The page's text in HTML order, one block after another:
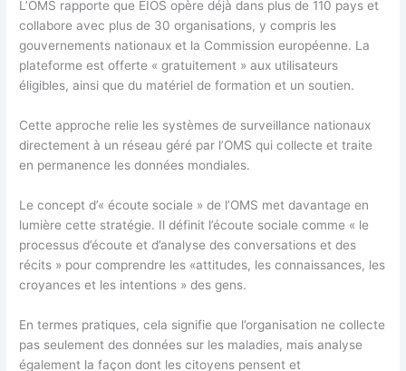
L’OMS rapporte que EIOS opère déjà dans plus de 110 pays et
collabore avec plus de 30 organisations, y compris les
gouvernements nationaux et la Commission européenne. La
plateforme est offerte « gratuitement » aux utilisateurs
éligibles, ainsi que du matériel de formation et un soutien.
Cette approche relie les systèmes de surveillance nationaux
directement à un réseau géré par l’OMS qui collecte et traite
en permanence les données mondiales.
Le concept d’« écoute sociale » de l’OMS met davantage en
lumière cette stratégie. Il définit l’écoute sociale comme « le
processus d’écoute et d’analyse des conversations et des
récits » pour comprendre les «attitudes, les connaissances, les
croyances et les intentions » des gens.
En termes pratiques, cela signifie que l’organisation ne collecte
pas seulement des données sur les maladies, mais analyse
également la façon dont les citoyens pensent et